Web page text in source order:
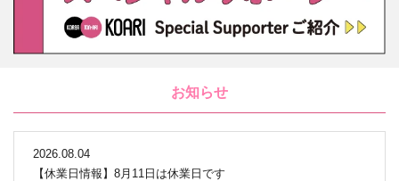
お知らせ
2026.08.04
【休業日情報】8月11日は休業日です